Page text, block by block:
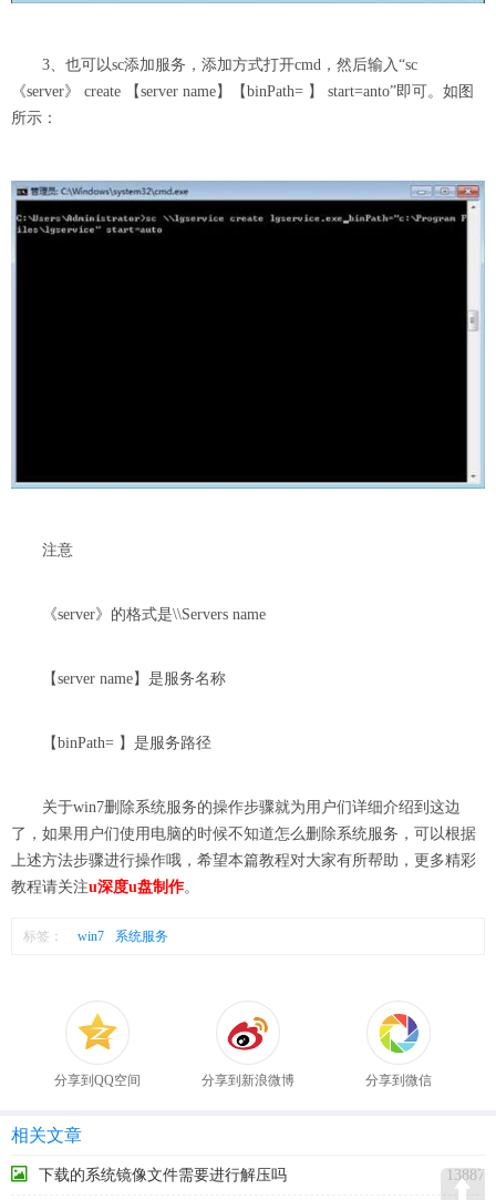
3、也可以sc添加服务，添加方式打开cmd，然后输入“sc
《server》 create 【server name】【binPath= 】 start=anto”即可。如图
所示：
注意
《server》的格式是\\Servers name
【server name】是服务名称
【binPath= 】是服务路径
关于win7删除系统服务的操作步骤就为用户们详细介绍到这边
了，如果用户们使用电脑的时候不知道怎么删除系统服务，可以根据
上述方法步骤进行操作哦，希望本篇教程对大家有所帮助，更多精彩
教程请关注u深度u盘制作。
标签： win7 系统服务
分享到QQ空间 分享到新浪微博 分享到微信
相关文章
下载的系统镜像文件需要进行解压吗 13887